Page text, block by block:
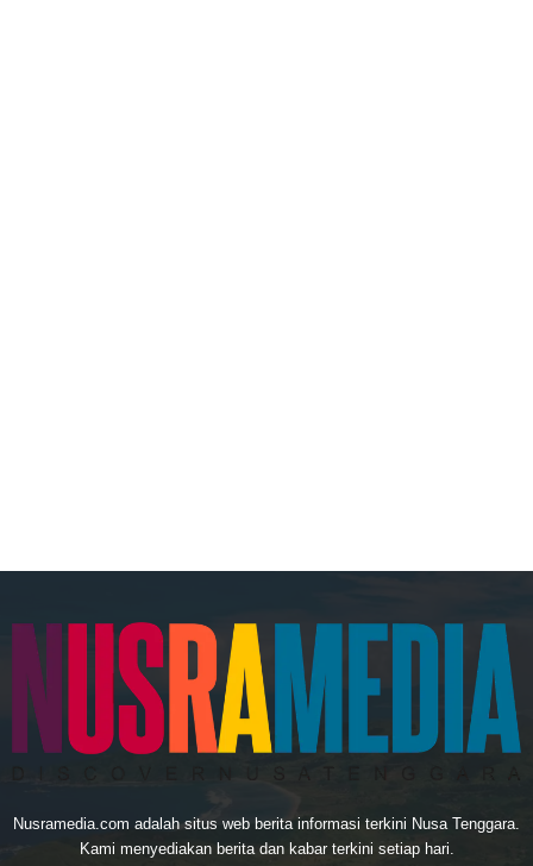
Nusramedia.com adalah situs web berita informasi terkini Nusa Tenggara.
Kami menyediakan berita dan kabar terkini setiap hari.